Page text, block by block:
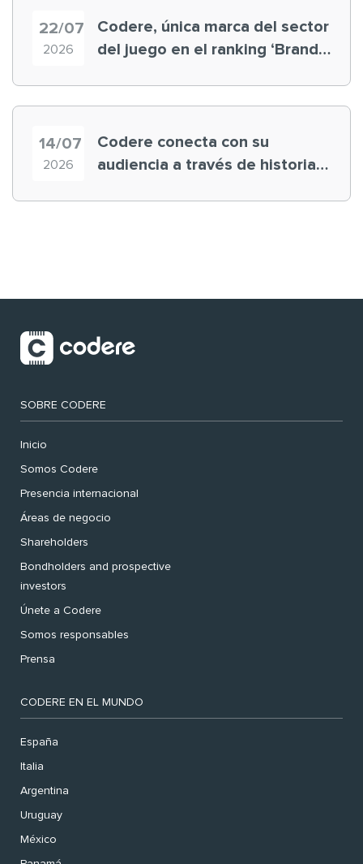
22/07
2026
Codere, única marca del sector
del juego en el ranking ‘Brand
14/07
2026
Codere conecta con su
audiencia a través de historias
SOBRE CODERE
Inicio
Somos Codere
Presencia internacional
Áreas de negocio
Shareholders
Bondholders and prospective
investors
Únete a Codere
Somos responsables
Prensa
CODERE EN EL MUNDO
España
Italia
Argentina
Uruguay
México